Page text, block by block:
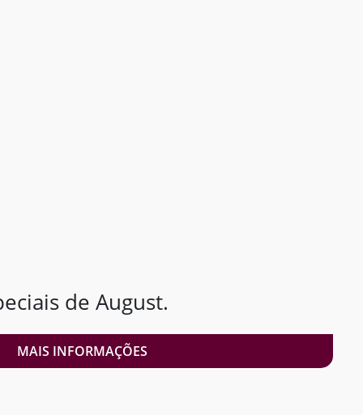
de August.
MAIS INFORMAÇÕES